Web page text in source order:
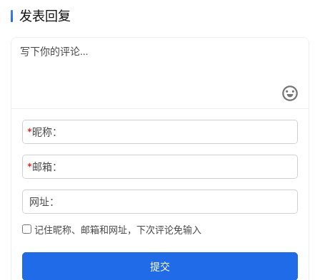
发表回复
*昵称：
*邮箱：
网址：
记住昵称、邮箱和网址，下次评论免输入
提交